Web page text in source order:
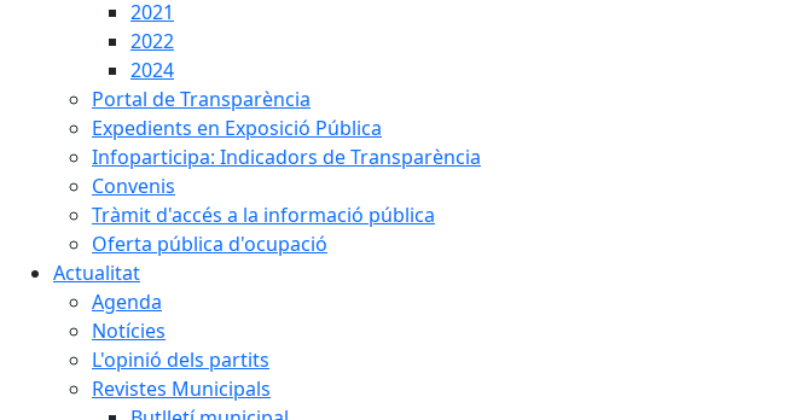
2021
2022
2024
Portal de Transparència
Expedients en Exposició Pública
Infoparticipa: Indicadors de Transparència
Convenis
Tràmit d'accés a la informació pública
Oferta pública d'ocupació
Actualitat
Agenda
Notícies
L'opinió dels partits
Revistes Municipals